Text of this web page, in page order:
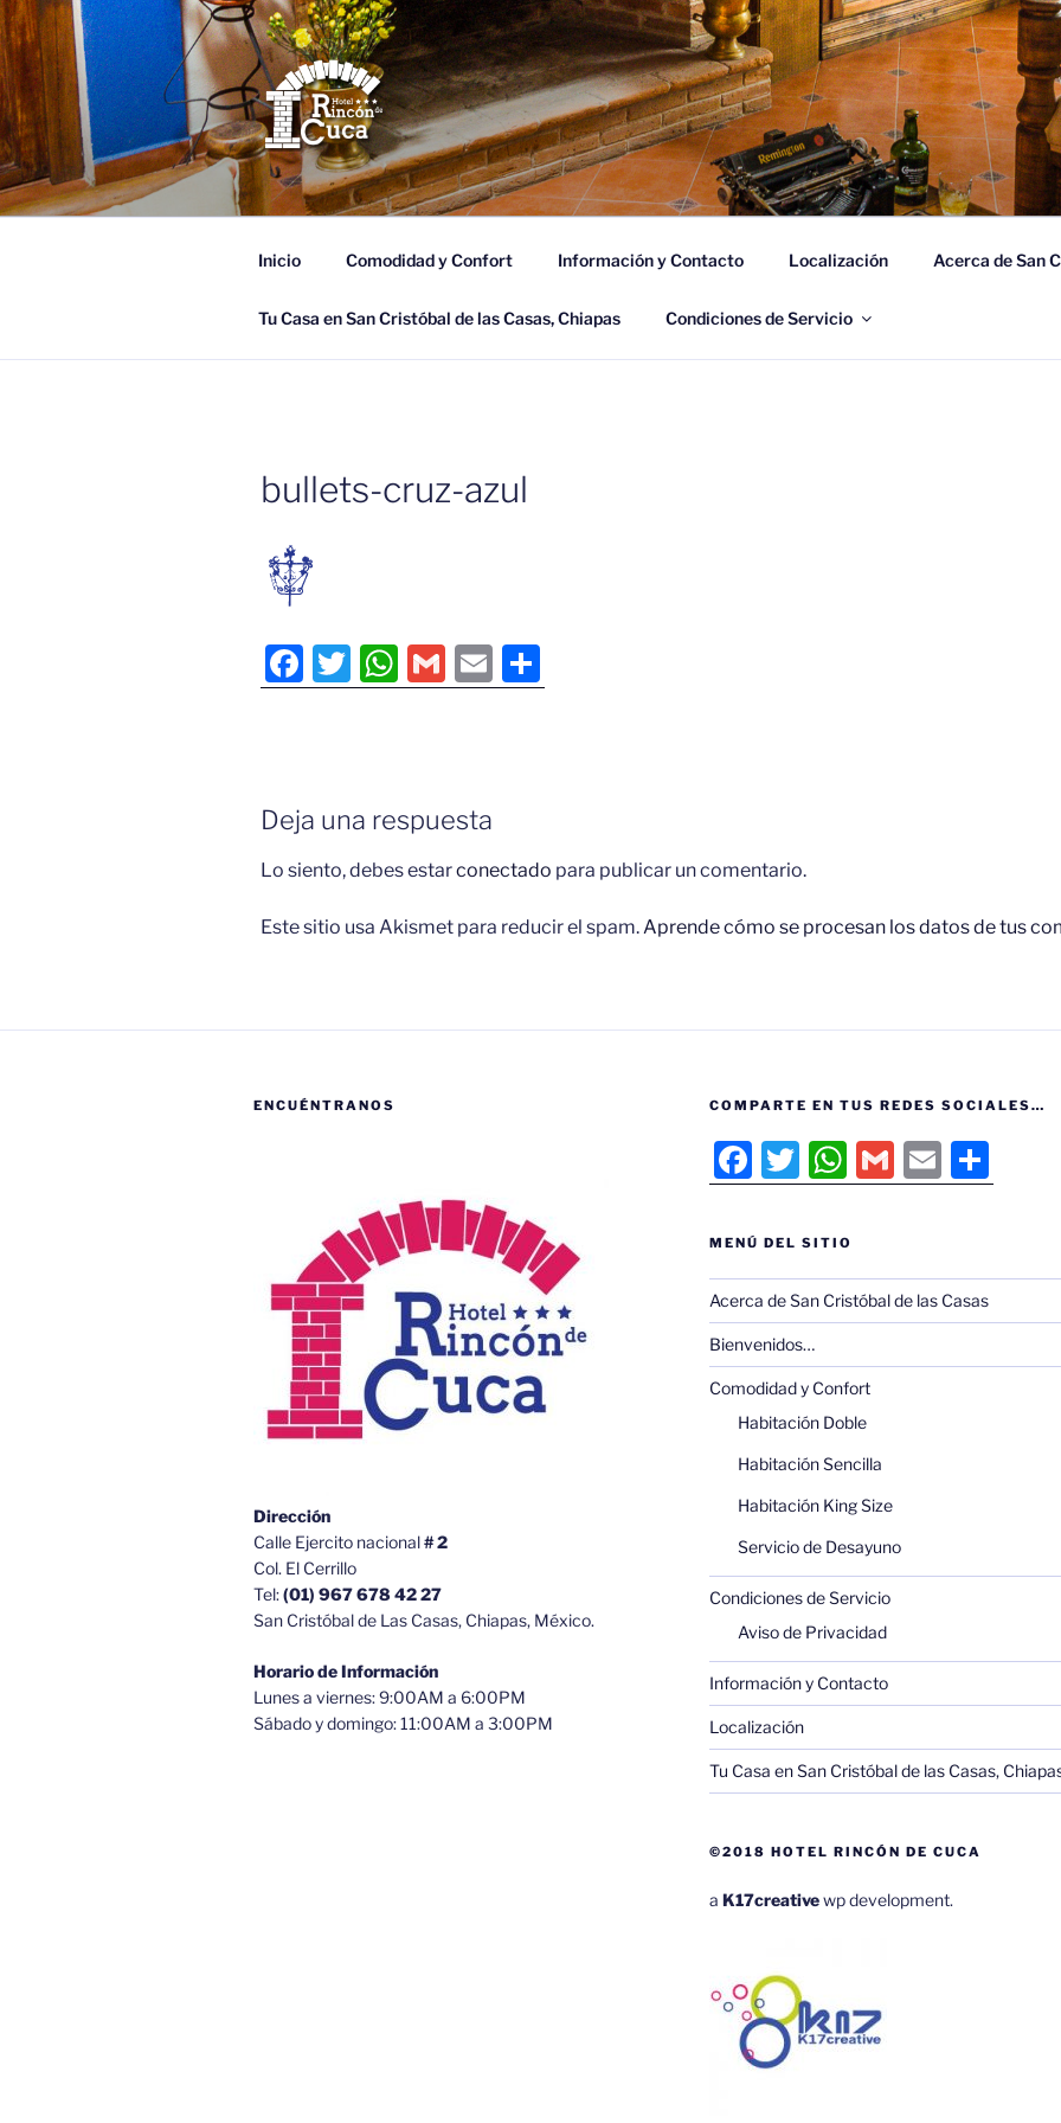
Saltar
al
contenido
HOTEL RINCÓN DE CUCA
Tu Casa en San Cristóbal de las Casas, Chiapas.
Inicio Comodidad y Confort Información y Contacto Localización Acerca de San
Tu Casa en San Cristóbal de las Casas, Chiapas Condiciones de Servicio
bullets-cruz-azul
F
a
b
o
k
T
w
W
h
A
p
G
m
E
m o
Deja una respuesta
Lo siento, debes estarconectado para publicar un comentario.
Este sitio usa Akismet para reducir el spam.Aprende cómo se procesan los datos de tus
ENCUÉNTRANOS
Dirección
Calle Ejercito nacional# 2
Col. El Cerrillo
Tel:(01) 967 678 42 27
San Cristóbal de Las Casas, Chiapas, México.
Horario de Información
Lunes a viernes: 9:00AM a 6:00PM
Sábado y domingo: 11:00AM a 3:00PM
COMPARTE EN TUS REDES SOCIALES…
F
a
c
e
b
o
o
k
T
w
itt
er
W
h
at
s
A
p
G
m
l
E
m
l
C
o
p
ar
MENÚ DEL SITIO
Acerca de San Cristóbal de las Casas
Bienvenidos…
Comodidad y Confort
Habitación Doble
Habitación Sencilla
Habitación King Size
Servicio de Desayuno
Condiciones de Servicio
Aviso de Privacidad
Información y Contacto
Localización
Tu Casa en San Cristóbal de las Casas,
©2018 HOTEL RINCÓN DE CUCA
a K17creativewp development.